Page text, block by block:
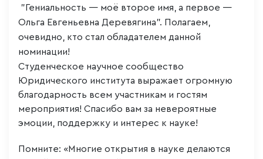
"Гениальность — моё второе имя, а первое —
Ольга Евгеньевна Деревягина". Полагаем,
очевидно, кто стал обладателем данной
номинации!
Студенческое научное сообщество
Юридического института выражает огромную
благодарность всем участникам и гостям
мероприятия! Спасибо вам за невероятные
эмоции, поддержку и интерес к науке!
Помните: «Многие открытия в науке делаются